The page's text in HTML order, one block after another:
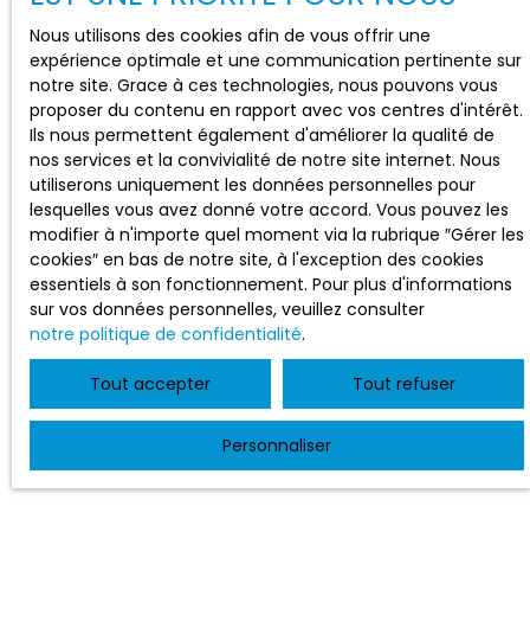
Nous utilisons des cookies afin de vous offrir une
expérience optimale et une communication pertinente sur
notre site. Grace à ces technologies, nous pouvons vous
proposer du contenu en rapport avec vos centres d'intérêt.
Ils nous permettent également d'améliorer la qualité de
nos services et la convivialité de notre site internet. Nous
utiliserons uniquement les données personnelles pour
lesquelles vous avez donné votre accord. Vous pouvez les
modifier à n'importe quel moment via la rubrique ″Gérer les
cookies″ en bas de notre site, à l'exception des cookies
essentiels à son fonctionnement. Pour plus d'informations
sur vos données personnelles, veuillez consulter
notre politique de confidentialité.
Tout accepter Tout refuser
Personnaliser